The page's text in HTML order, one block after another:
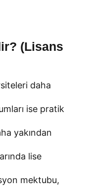
(Lisans
daha
ise pratik
yakından
lise
mektubu,